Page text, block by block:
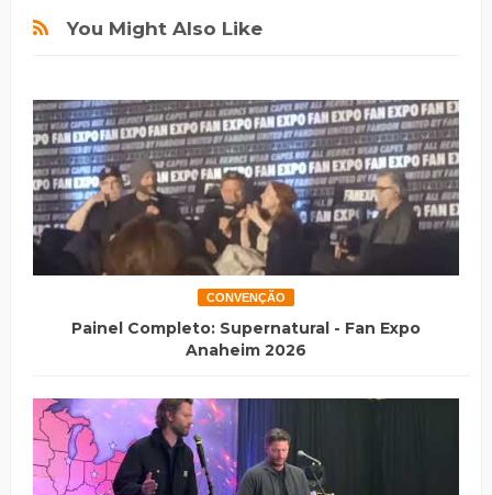
You Might Also Like
CONVENÇÃO
Painel Completo: Supernatural - Fan Expo
Anaheim 2026